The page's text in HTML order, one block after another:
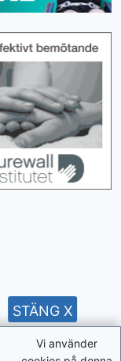
Vi använder
STÄNG X